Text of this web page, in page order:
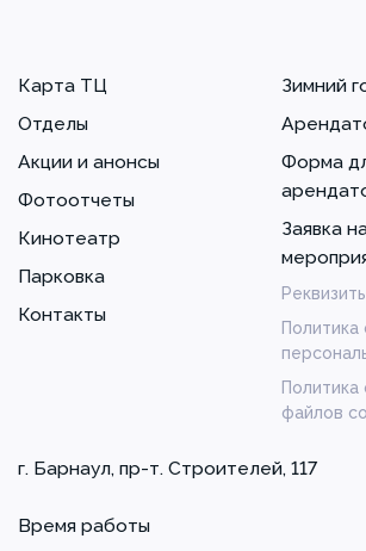
Карта ТЦ
Отделы
Акции и анонсы
Фотоотчеты
Кинотеатр
Парковка
Контакты
Зимний
Форма
Заявка
Политика
Политика
файлов
г. Барнаул, пр-т. Строителей, 117
Время работы